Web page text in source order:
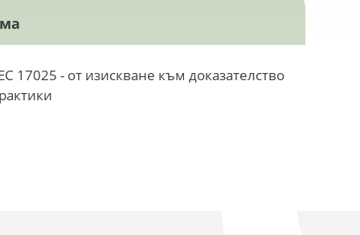
17025 - от изискване към доказателство